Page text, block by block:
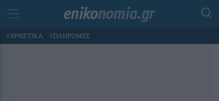
#ΧΡΗΣΤΙΚΑ #ΠΛΗΡΩΜΕΣ